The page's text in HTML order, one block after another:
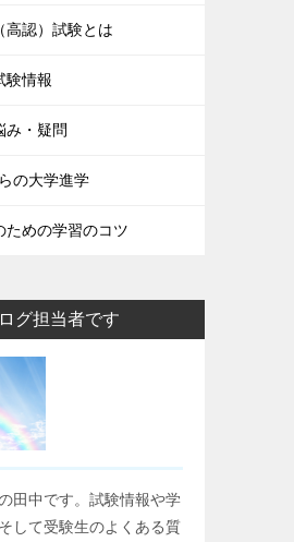
高認）試験とは
験情報
み・疑問
の大学進学
ための学習のコツ
グ担当者です
田中です。試験情報や学
して受験生のよくある質